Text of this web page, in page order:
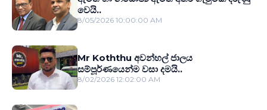
වෙයි..
8/05/2026 10:00:00 AM
Mr Koththu අවන්හල් ජාලය
සම්පූර්ණයෙන්ම වසා දමයි..
8/02/2026 12:02:00 AM